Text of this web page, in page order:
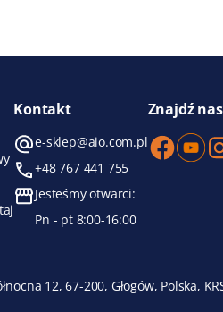
Kontakt
e-sklep@aio.com.pl
+48 767 441 755
Jesteśmy otwarci:
Pn - pt 8:00-16:00
Znajdź
12, 67-200, Głogów, Polska,